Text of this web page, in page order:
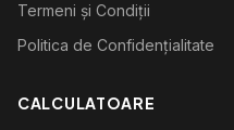
Termeni și Condiții
Politica de Confidențialitate
CALCULATOARE